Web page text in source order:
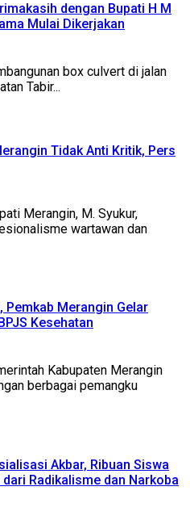
dengan Bupati H M
Mulai Dikerjakan
box culvert di jalan
Tabir...
Tidak Anti Kritik, Pers
Merangin, M. Syukur,
wartawan dan
Pemkab Merangin Gelar
Kesehatan
Kabupaten Merangin
berbagai pemangku
Akbar, Ribuan Siswa
Radikalisme dan Narkoba